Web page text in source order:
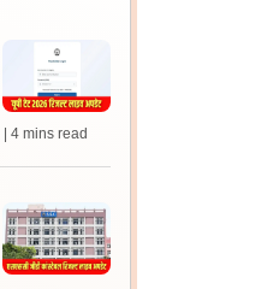
| 4 mins read